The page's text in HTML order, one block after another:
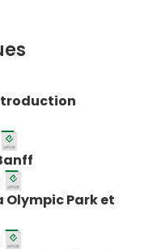
Olympic Park et